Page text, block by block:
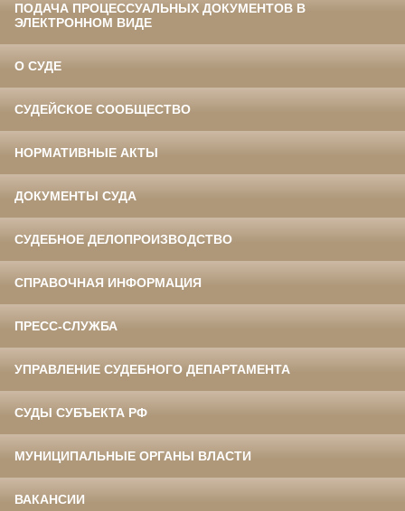
ПОДАЧА ПРОЦЕССУАЛЬНЫХ ДОКУМЕНТОВ В
ЭЛЕКТРОННОМ ВИДЕ
О СУДЕ
СУДЕЙСКОЕ СООБЩЕСТВО
НОРМАТИВНЫЕ АКТЫ
ДОКУМЕНТЫ СУДА
СУДЕБНОЕ ДЕЛОПРОИЗВОДСТВО
СПРАВОЧНАЯ ИНФОРМАЦИЯ
ПРЕСС-СЛУЖБА
УПРАВЛЕНИЕ СУДЕБНОГО ДЕПАРТАМЕНТА
СУДЫ СУБЪЕКТА РФ
МУНИЦИПАЛЬНЫЕ ОРГАНЫ ВЛАСТИ
ВАКАНСИИ